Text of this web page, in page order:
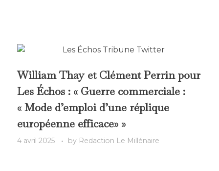
William Thay et Clément Perrin pour
Les Échos : « Guerre commerciale :
« Mode d’emploi d’une réplique
européenne efficace» »
4 avril 2025 by Redaction Le Millénaire